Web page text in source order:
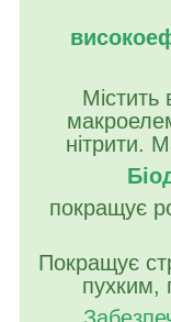
Містить
нітрити.
покращує
Покращує
пухким,